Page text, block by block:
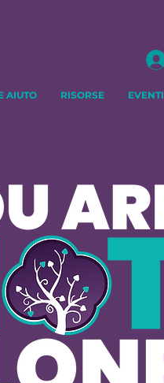
AIUTO RISORSE EVENTI